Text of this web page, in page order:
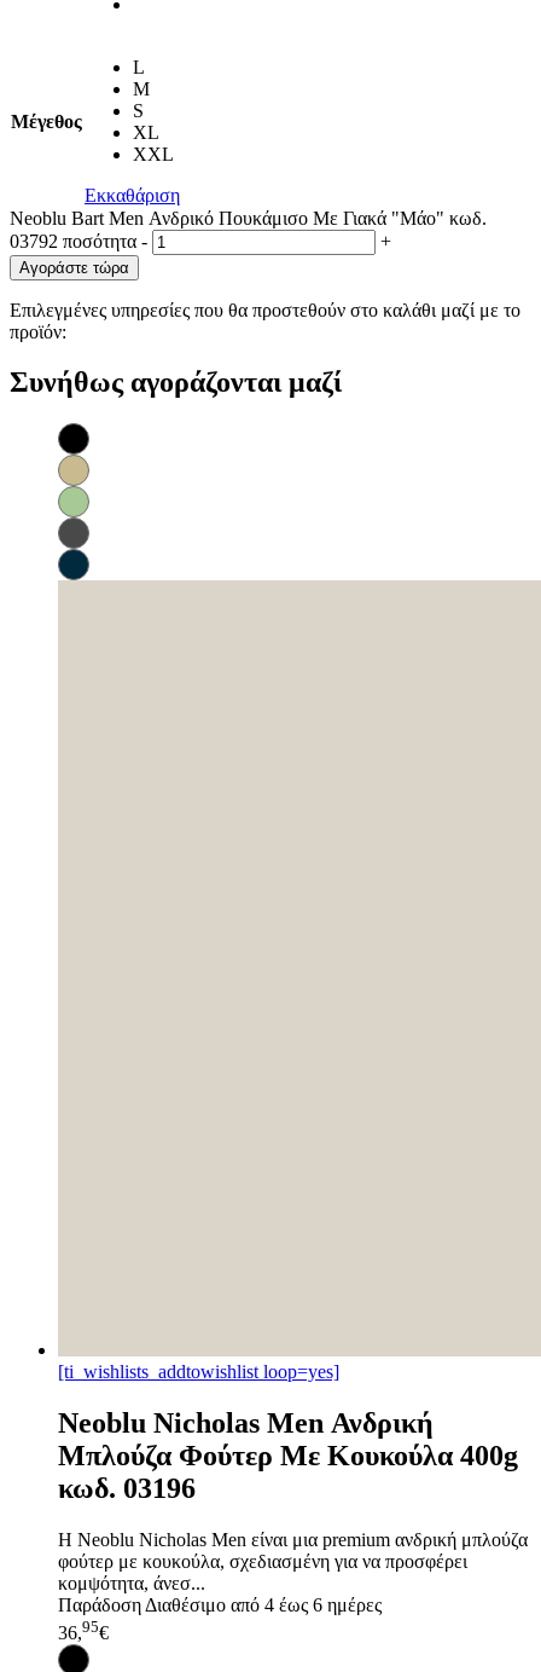
Μέγεθος
L
M
S
XL
XXL
Εκκαθάριση
Neoblu Bart Men Ανδρικό Πουκάμισο Με Γιακά "Μάο" κωδ.
03792 ποσότητα - +
Αγοράστε τώρα
Επιλεγμένες υπηρεσίες που θα προστεθούν στο καλάθι μαζί με το
προϊόν:
Συνήθως αγοράζονται μαζί
[ti_wishlists_addtowishlist loop=yes]
Neoblu Nicholas Men Ανδρική
Μπλούζα Φούτερ Με Κουκούλα 400g
κωδ. 03196
Η Neoblu Nicholas Men είναι μια premium ανδρική μπλούζα
φούτερ με κουκούλα, σχεδιασμένη για να προσφέρει
κομψότητα, άνεσ...
Παράδοση Διαθέσιμο από 4 έως 6 ημέρες
36,95€